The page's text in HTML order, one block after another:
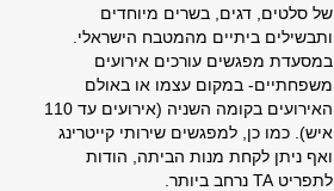
של סלטים, דגים, בשרים מיוחדים
ותבשילים ביתיים מהמטבח הישראלי.
במסעדת מפגשים עורכים אירועים
משפחתיים- במקום עצמו או באולם
האירועים בקומה השניה (אירועים עד 110
איש). כמו כן, למפגשים שירותי קייטרינג
ואף ניתן לקחת מנות הביתה, הודות
לתפריט TA נרחב ביותר.